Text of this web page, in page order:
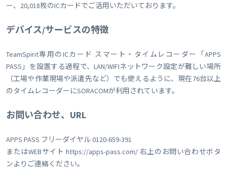
ー、20,018枚のICカードでご活用いただいております。
デバイス/サービスの特徴
TeamSpirit専用のICカード スマート・タイムレコーダー「APPS
PASS」を設置する過程で、LAN/WIFIネットワーク設定が難しい場所
（工場や作業現場や派遣先など）でも使えるように、現在76台以上
のタイムレコーダーにSORACOMが利用されています。
お問い合わせ、URL
APPS PASS フリーダイヤル 0120-659-391
またはWEBサイト https://apps-pass.com/ 右上のお問い合わせボタ
ンよりご連絡ください。